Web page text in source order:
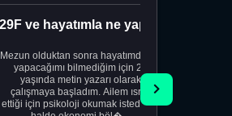
Mezun olduktan sonra hayatımda ne
yapacağımı bilmediğim için 20
yaşında metin yazarı olarak
çalışmaya başladım. Ailem ısrar
ettiği için psikoloji okumak istediğim